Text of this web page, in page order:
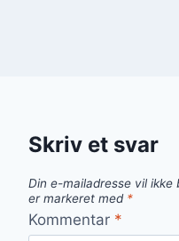
Skriv et svar
Din e-mailadresse vil ikke
er markeret med *
Kommentar *